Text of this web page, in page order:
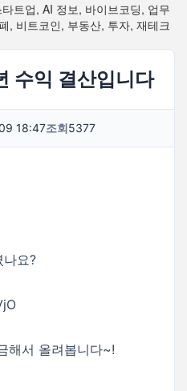
트업, AI 정보, 바이브코딩, 업무
, 비트코인, 부동산, 투자, 재테크
수익 결산입니다
18:47조회5377
요?
해서 올려봅니다~!